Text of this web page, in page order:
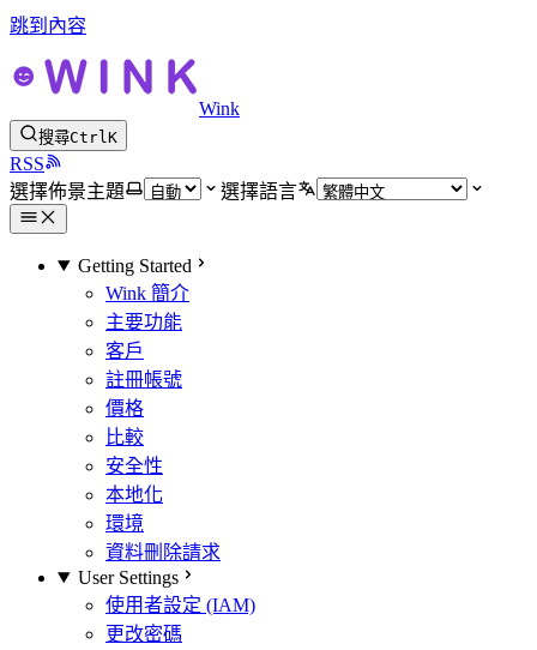
跳到內容
Wink
搜尋CtrlK
RSS
選擇佈景主題
選擇語言
Getting Started
Wink 簡介
主要功能
客戶
註冊帳號
價格
比較
安全性
本地化
環境
資料刪除請求
User Settings
使用者設定 (IAM)
更改密碼